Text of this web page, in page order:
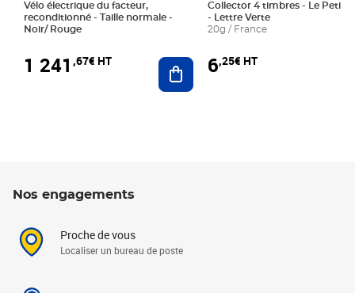
Vélo électrique du facteur,
reconditionné - Taille normale -
Noir/ Rouge
1 241 ,67€ HT Ajouter au panier
Collector 4 timbres - Le Petit
- Lettre Verte
20g / France
6,25€ HT
Nos engagements
Proche de vous
Localiser un bureau de poste